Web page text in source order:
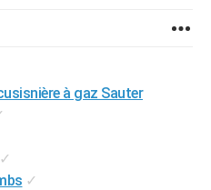
à gaz Sauter
✓
✓